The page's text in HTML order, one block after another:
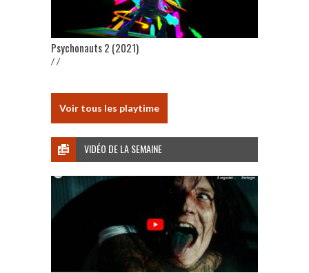
Psychonauts 2 (2021)
/ /
Voir tous les playtime
VIDÉO DE LA SEMAINE